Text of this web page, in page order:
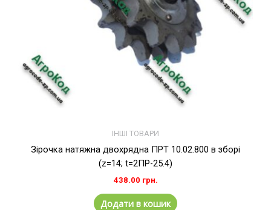
ІНШІ ТОВАРИ
Зірочка натяжна двохрядна ПРТ 10.02.800 в зборі
(z=14; t=2ПР-25.4)
438.00 грн.
Додати в кошик